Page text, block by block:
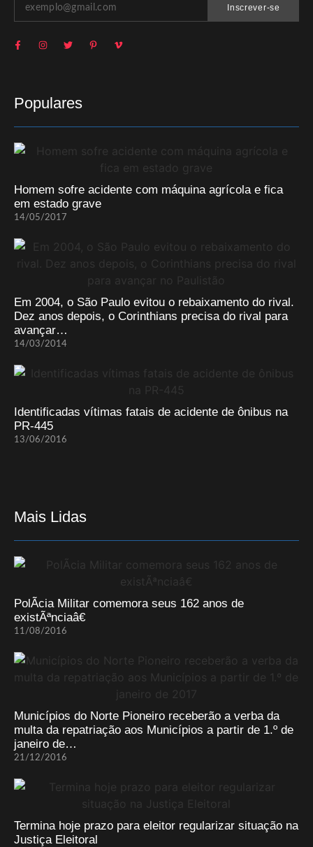
Inscrever-se
Populares
Homem sofre acidente com máquina agrícola e fica
em estado grave
14/05/2017
Em 2004, o São Paulo evitou o rebaixamento do rival.
Dez anos depois, o Corinthians precisa do rival para
avançar…
14/03/2014
Identificadas vítimas fatais de acidente de ônibus na
PR-445
13/06/2016
Mais Lidas
PolÃ­cia Militar comemora seus 162 anos de
existÃªnciaâ€
11/08/2016
Municípios do Norte Pioneiro receberão a verba da
multa da repatriação aos Municípios a partir de 1.º de
janeiro de…
21/12/2016
Termina hoje prazo para eleitor regularizar situação na
Justiça Eleitoral